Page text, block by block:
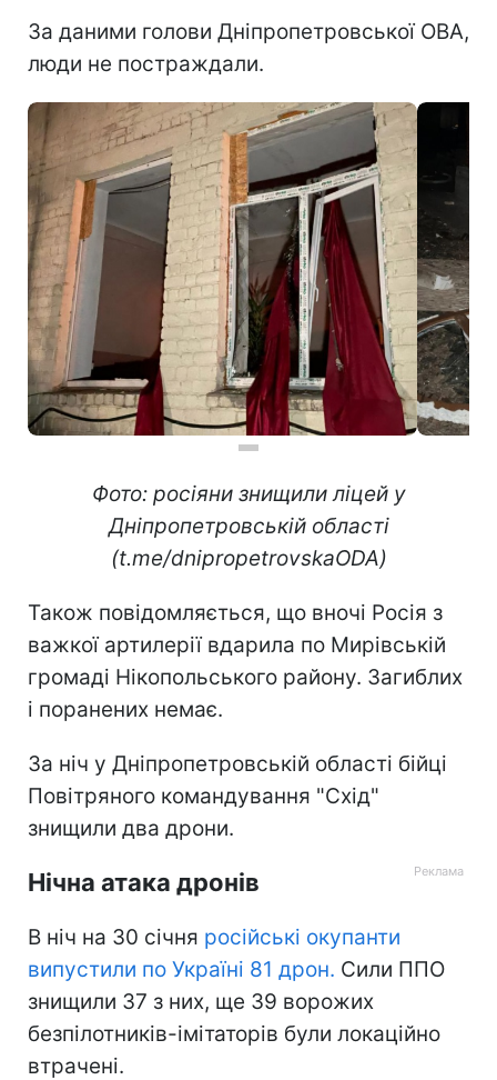
За даними голови Дніпропетровської ОВА,
люди не постраждали.
Фото: росіяни знищили ліцей у
Дніпропетровській області
(t.me/dnipropetrovskaODA)
Також повідомляється, що вночі Росія з
важкої артилерії вдарила по Мирівській
громаді Нікопольського району. Загиблих
і поранених немає.
За ніч у Дніпропетровській області бійці
Повітряного командування "Схід"
знищили два дрони.
Нічна атака дронів
В ніч на 30 січня російські окупанти
випустили по Україні 81 дрон. Сили ППО
знищили 37 з них, ще 39 ворожих
безпілотників-імітаторів були локаційно
втрачені.